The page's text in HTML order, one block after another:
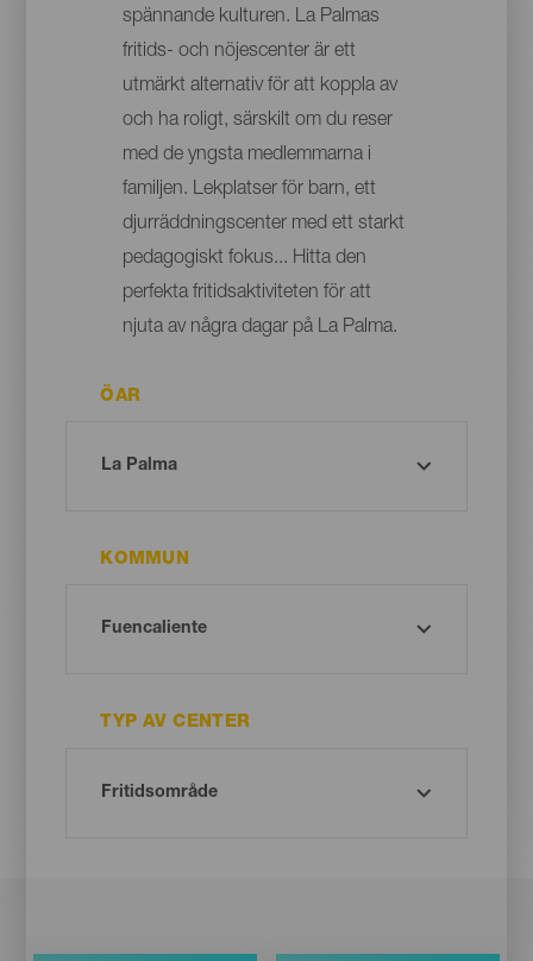
spännande kulturen. La Palmas
fritids- och nöjescenter är ett
utmärkt alternativ för att koppla av
och ha roligt, särskilt om du reser
med de yngsta medlemmarna i
familjen. Lekplatser för barn, ett
djurräddningscenter med ett starkt
pedagogiskt fokus... Hitta den
perfekta fritidsaktiviteten för att
njuta av några dagar på La Palma.
ÖAR
KOMMUN
TYP AV CENTER